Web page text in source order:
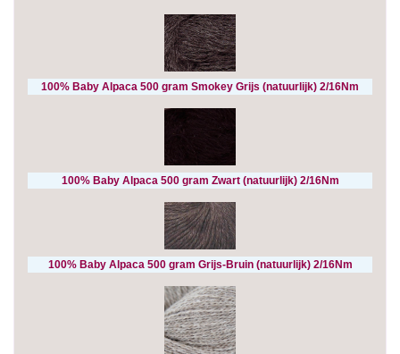
100% Baby Alpaca 500 gram Smokey Grijs (natuurlijk) 2/16Nm
100% Baby Alpaca 500 gram Zwart (natuurlijk) 2/16Nm
100% Baby Alpaca 500 gram Grijs-Bruin (natuurlijk) 2/16Nm